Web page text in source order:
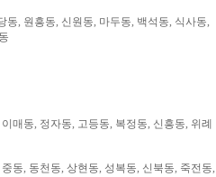
, 원흥동, 신원동, 마두동, 백석동, 식사동,
매동, 정자동, 고등동, 복정동, 신흥동, 위례
동, 동천동, 상현동, 성복동, 신북동, 죽전동,